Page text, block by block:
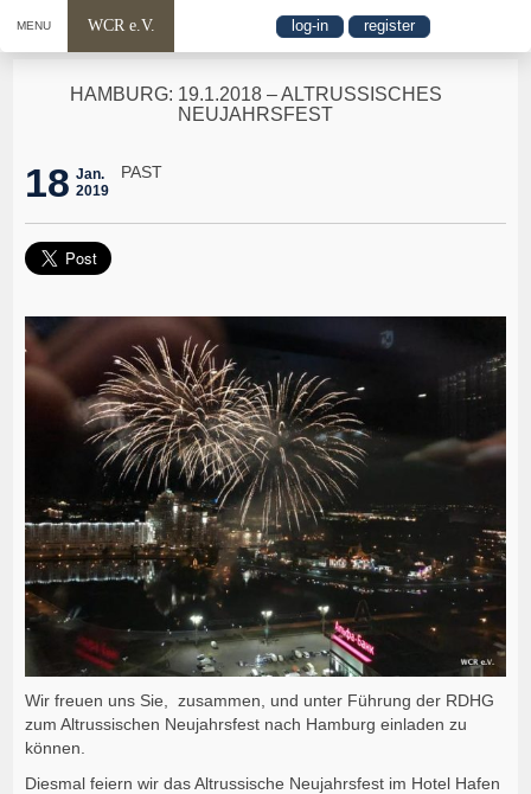
MENU WCR e.V. log-in register
HAMBURG: 19.1.2018 – ALTRUSSISCHES
NEUJAHRSFEST
18 Jan.
2019
PAST
Wir freuen uns Sie, zusammen, und unter Führung der RDHG
zum Altrussischen Neujahrsfest nach Hamburg einladen zu
können.
Diesmal feiern wir das Altrussische Neujahrsfest im Hotel Hafen